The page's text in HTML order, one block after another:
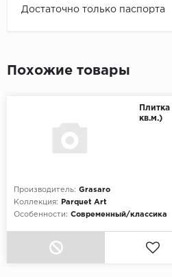
Достаточно только паспорта
Похожие товары
кв.м.)
Производитель: Grasaro
Коллекция:
Parquet Art
Особенности: Современный/классика